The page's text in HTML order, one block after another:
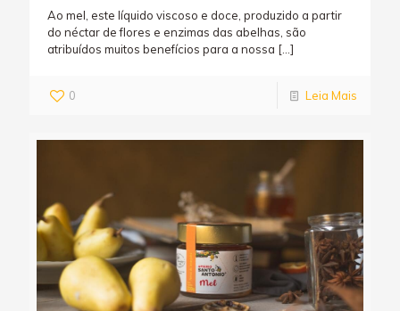
Ao mel, este líquido viscoso e doce, produzido a partir
do néctar de flores e enzimas das abelhas, são
atribuídos muitos benefícios para a nossa […]
0 Leia Mais